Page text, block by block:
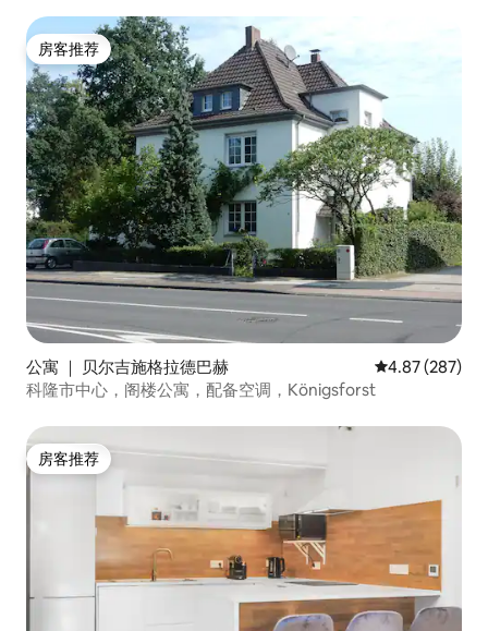
房客推荐
房客推荐
公寓 ｜ 贝尔吉施格拉德巴赫 平均评分 4.87
4.87 (287)
科隆市中心，阁楼公寓，配备空调，Königsforst
房客推荐
房客推荐